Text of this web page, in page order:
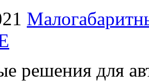
решения для